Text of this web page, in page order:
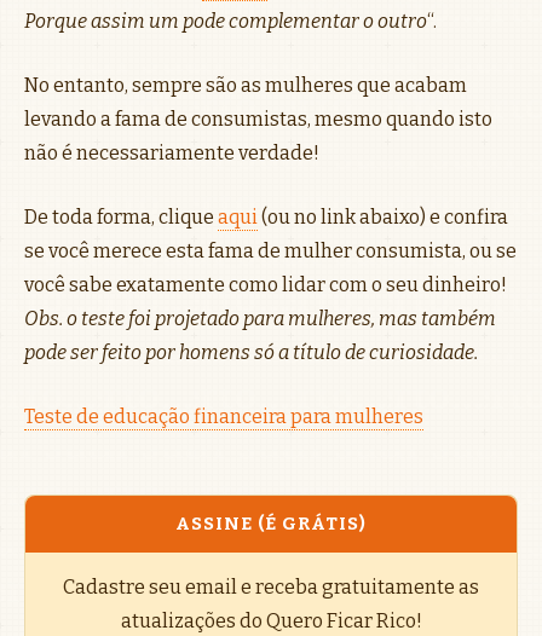
Porque assim um pode complementar o outro“.
No entanto, sempre são as mulheres que acabam
levando a fama de consumistas, mesmo quando isto
não é necessariamente verdade!
De toda forma, clique aqui(ou no link abaixo) e confira
se você merece esta fama de mulher consumista, ou se
você sabe exatamente como lidar com o seu dinheiro!
Obs. o teste foi projetado para mulheres, mas também
pode ser feito por homens só a título de curiosidade.
Teste de educação financeira para mulheres
ASSINE (É GRÁTIS)
Cadastre seu email e receba gratuitamente as
atualizações do Quero Ficar Rico!